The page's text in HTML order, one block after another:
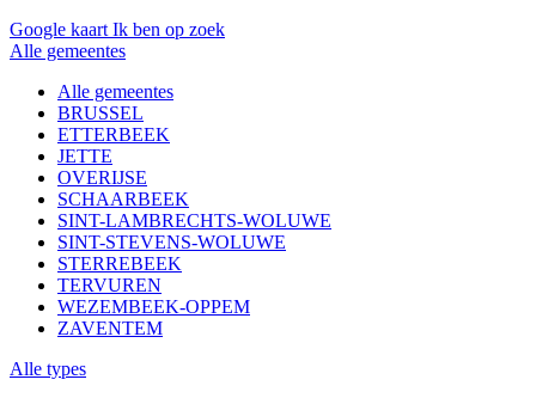
Google kaart Ik ben op zoek
Alle gemeentes
Alle gemeentes
BRUSSEL
ETTERBEEK
JETTE
OVERIJSE
SCHAARBEEK
SINT-LAMBRECHTS-WOLUWE
SINT-STEVENS-WOLUWE
STERREBEEK
TERVUREN
WEZEMBEEK-OPPEM
ZAVENTEM
Alle types